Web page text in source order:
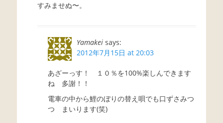
すみませぬ〜。
Yamakei says:
2012年7月15日 at 20:03
あざーっす！ １０％を100%楽しんできます
ね 多謝！！
電車の中から鯉のぼりの替え唄でも口ずさみつ
つ まいります(笑)